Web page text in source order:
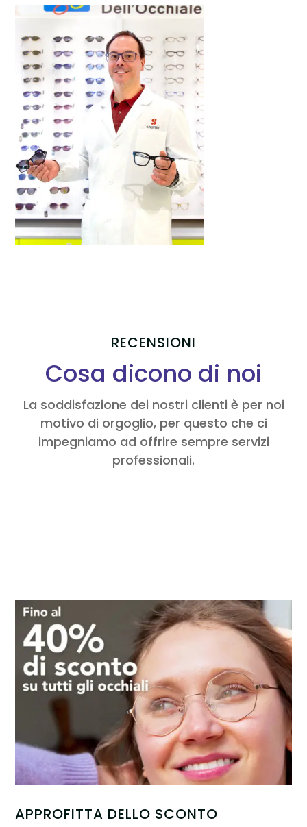
RECENSIONI
Cosa dicono di noi
La soddisfazione dei nostri clienti è per noi
motivo di orgoglio, per questo che ci
impegniamo ad offrire sempre servizi
professionali.
APPROFITTA DELLO SCONTO